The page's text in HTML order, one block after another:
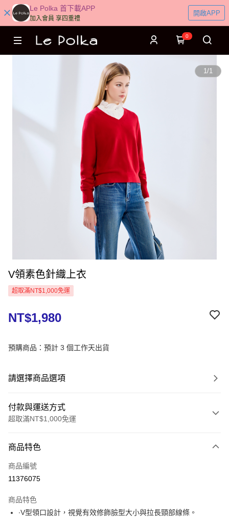
Le Polka 首下載APP
加入會員 享四重禮
開啟APP
0
1/1
V領素色針織上衣
超取滿NT$1,000免運
NT$1,980
預購商品：預計 3 個工作天出貨
請選擇商品選項
付款與運送方式
超取滿NT$1,000免運
信用卡一次付款
超商取貨付款
Apple Pay
商品特色
商品編號
11376075
商品特色
∙V型領口設計，視覺有效修飾臉型大小與拉長頸部線條。